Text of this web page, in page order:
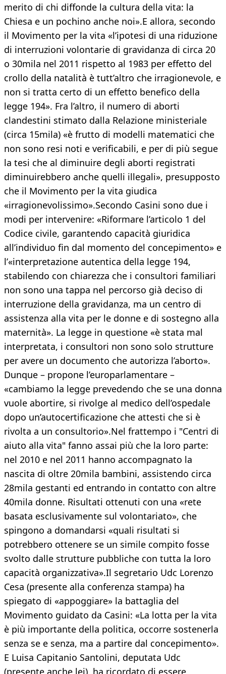
merito di chi diffonde la cultura della vita: la
Chiesa e un pochino anche noi».E allora, secondo
il Movimento per la vita «l’ipotesi di una riduzione
di interruzioni volontarie di gravidanza di circa 20
o 30mila nel 2011 rispetto al 1983 per effetto del
crollo della natalità è tutt’altro che irragionevole, e
non si tratta certo di un effetto benefico della
legge 194». Fra l’altro, il numero di aborti
clandestini stimato dalla Relazione ministeriale
(circa 15mila) «è frutto di modelli matematici che
non sono resi noti e verificabili, e per di più segue
la tesi che al diminuire degli aborti registrati
diminuirebbero anche quelli illegali», presupposto
che il Movimento per la vita giudica
«irragionevolissimo».Secondo Casini sono due i
modi per intervenire: «Riformare l’articolo 1 del
Codice civile, garantendo capacità giuridica
all’individuo fin dal momento del concepimento» e
l’«interpretazione autentica della legge 194,
stabilendo con chiarezza che i consultori familiari
non sono una tappa nel percorso già deciso di
interruzione della gravidanza, ma un centro di
assistenza alla vita per le donne e di sostegno alla
maternità». La legge in questione «è stata mal
interpretata, i consultori non sono solo strutture
per avere un documento che autorizza l’aborto».
Dunque – propone l’europarlamentare –
«cambiamo la legge prevedendo che se una donna
vuole abortire, si rivolge al medico dell’ospedale
dopo un’autocertificazione che attesti che si è
rivolta a un consultorio».Nel frattempo i "Centri di
aiuto alla vita" fanno assai più che la loro parte:
nel 2010 e nel 2011 hanno accompagnato la
nascita di oltre 20mila bambini, assistendo circa
28mila gestanti ed entrando in contatto con altre
40mila donne. Risultati ottenuti con una «rete
basata esclusivamente sul volontariato», che
spingono a domandarsi «quali risultati si
potrebbero ottenere se un simile compito fosse
svolto dalle strutture pubbliche con tutta la loro
capacità organizzativa».Il segretario Udc Lorenzo
Cesa (presente alla conferenza stampa) ha
spiegato di «appoggiare» la battaglia del
Movimento guidato da Casini: «La lotta per la vita
è più importante della politica, occorre sostenerla
senza se e senza, ma a partire dal concepimento».
E Luisa Capitanio Santolini, deputata Udc
(presente anche lei), ha ricordato di essere